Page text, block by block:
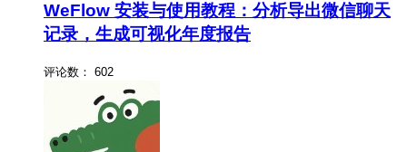
WeFlow 安装与使用教程：分析导出微信聊天
记录，生成可视化年度报告
评论数： 602